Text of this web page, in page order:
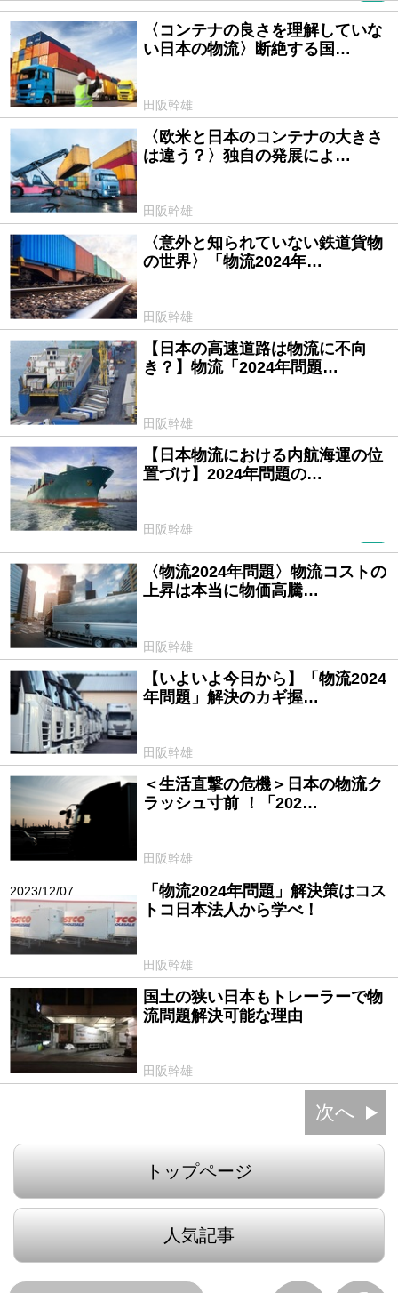
2024/10/11
〈コンテナの良さを理解していな
い日本の物流〉断絶する国…
田阪幹雄
2024/09/11
〈欧米と日本のコンテナの大きさ
は違う？〉独自の発展によ…
田阪幹雄
2024/08/07
〈意外と知られていない鉄道貨物
の世界〉「物流2024年…
田阪幹雄
2024/07/03
【日本の高速道路は物流に不向
き？】物流「2024年問題…
田阪幹雄
2024/06/05
【日本物流における内航海運の位
置づけ】2024年問題の…
田阪幹雄
2024/05/07
〈物流2024年問題〉物流コストの
上昇は本当に物価高騰…
田阪幹雄
2024/04/01
【いよいよ今日から】「物流2024
年問題」解決のカギ握…
田阪幹雄
2024/03/19
＜生活直撃の危機＞日本の物流ク
ラッシュ寸前 ！「202…
田阪幹雄
2023/12/07
「物流2024年問題」解決策はコス
トコ日本法人から学べ！
田阪幹雄
2023/10/05
国土の狭い日本もトレーラーで物
流問題解決可能な理由
田阪幹雄
次へ
トップページ
人気記事